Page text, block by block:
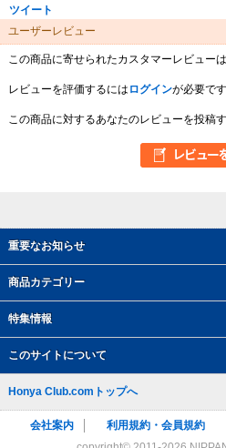
重要なお知らせ
商品カテゴリー
特集情報
このサイトについて
ツイート
ユーザーレビュー
この商品に寄せられたカスタマーレビュー
レビューを評価するには ログインが必要です
この商品に対するあなたのレビューを投稿
Honya Club.comトップへ
会社案内 利用規約・会員規約